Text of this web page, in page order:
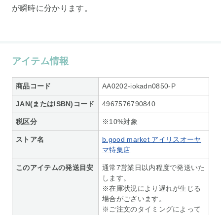
が瞬時に分かります。
アイテム情報
商品コード AA0202-iokadn0850-P
JAN(またはISBN)コード 4967576790840
税区分 ※10%対象
ストア名
b.good market アイリスオーヤ
マ特集店
このアイテムの発送目安
通常7営業日以内程度で発送いた
します。
※在庫状況により遅れが生じる
場合がございます。
※ご注文のタイミングによって